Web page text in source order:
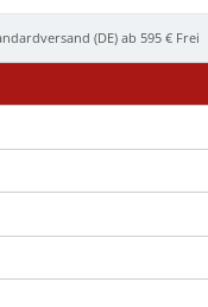
(DE) ab 595 € Frei